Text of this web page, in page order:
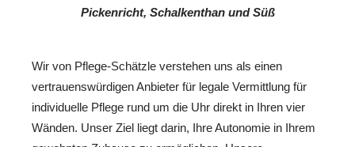
Pickenricht, Schalkenthan und Süß
Wir von Pflege-Schätzle verstehen uns als einen
vertrauenswürdigen Anbieter für legale Vermittlung für
individuelle Pflege rund um die Uhr direkt in Ihren vier
Wänden. Unser Ziel liegt darin, Ihre Autonomie in Ihrem